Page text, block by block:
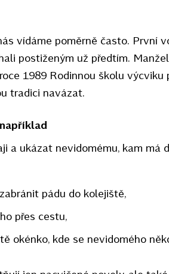
vídáme poměrně často. První
postiženým už předtím.
1989 Rodinnou školu výcviku
tradici navázat.
a ukázat nevidomému, kam má
pádu do kolejiště,
přes cestu,
okénko, kde se nevidomého